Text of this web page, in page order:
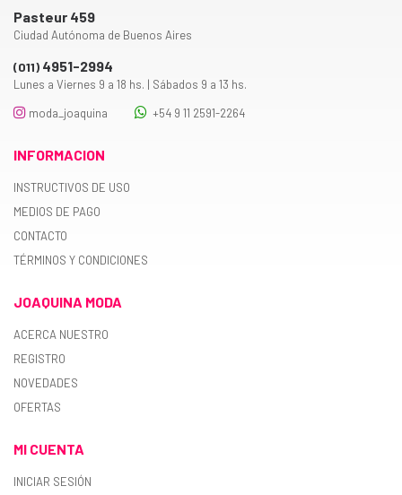
Pasteur 459
Ciudad Autónoma de Buenos Aires
(011) 4951-2994
Lunes a Viernes 9 a 18 hs. | Sábados 9 a 13 hs.
moda_joaquina
+54 9 11 2591-2264
INFORMACION
INSTRUCTIVOS DE USO
MEDIOS DE PAGO
CONTACTO
TÉRMINOS Y CONDICIONES
JOAQUINA MODA
ACERCA NUESTRO
REGISTRO
NOVEDADES
OFERTAS
MI CUENTA
INICIAR SESIÓN